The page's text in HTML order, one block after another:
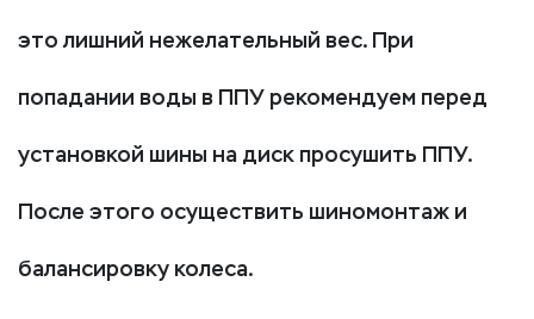
это лишний нежелательный вес. При
попадании воды в ППУ рекомендуем перед
установкой шины на диск просушить ППУ.
После этого осуществить шиномонтаж и
балансировку колеса.